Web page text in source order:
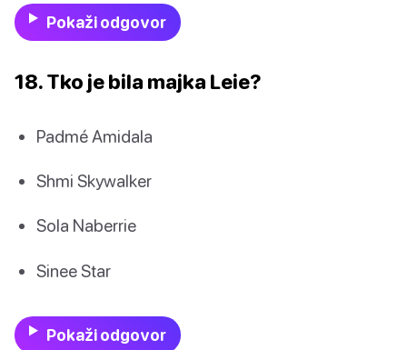
Pokaži odgovor
18. Tko je bila majka Leie?
Padmé Amidala
Shmi Skywalker
Sola Naberrie
Sinee Star
Pokaži odgovor